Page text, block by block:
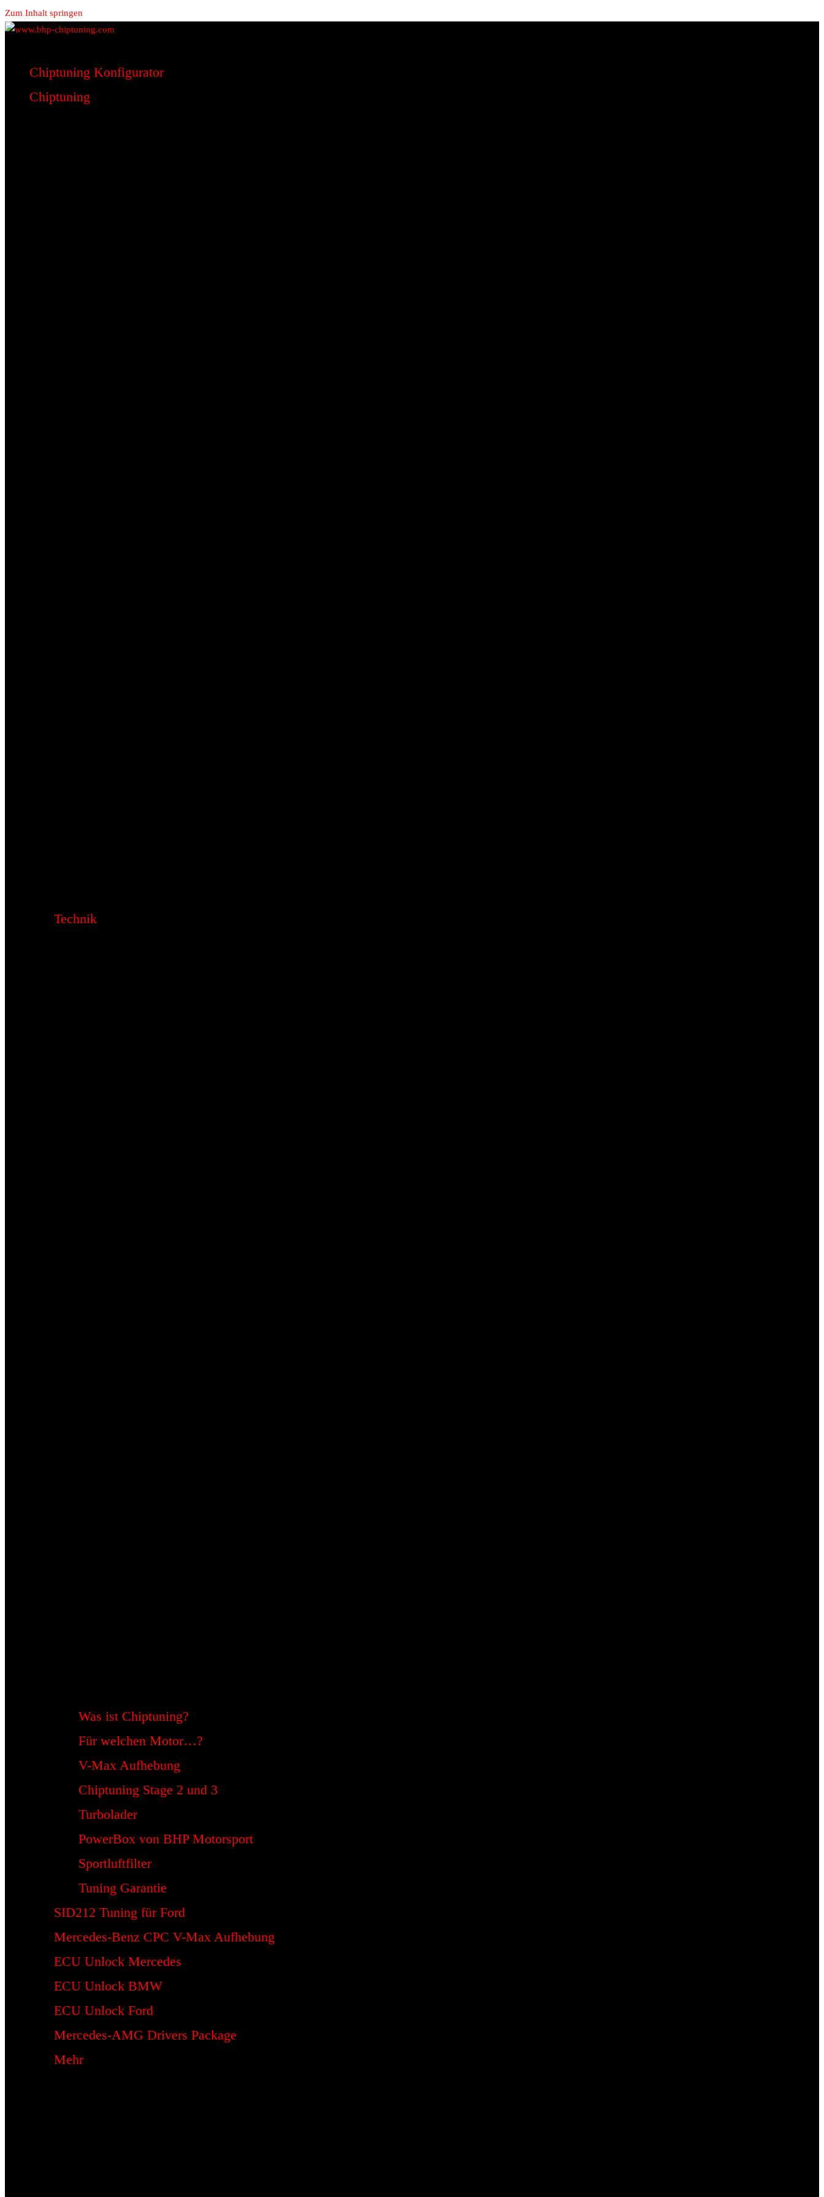
Zum Inhalt springen
www.bhp-chiptuning.com
BHP Motorsport
Chiptuning Konfigurator
Chiptuning
Technik
Was ist Chiptuning?
Für welchen Motor…?
V-Max Aufhebung
Chiptuning Stage 2 und 3
Turbolader
PowerBox von BHP Motorsport
Sportluftfilter
Tuning Garantie
SID212 Tuning für Ford
Mercedes-Benz CPC V-Max Aufhebung
ECU Unlock Mercedes
ECU Unlock BMW
ECU Unlock Ford
Mercedes-AMG Drivers Package
Mehr